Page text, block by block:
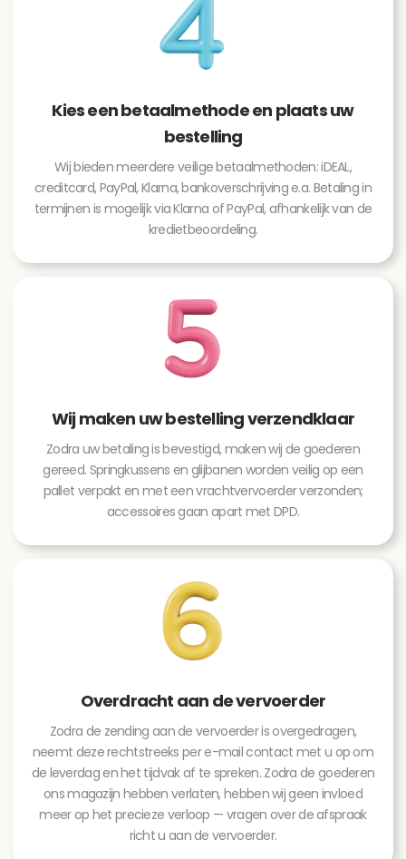
Kies een betaalmethode en plaats uw
bestelling
Wij bieden meerdere veilige betaalmethoden: iDEAL,
creditcard, PayPal, Klarna, bankoverschrijving e.a. Betaling in
termijnen is mogelijk via Klarna of PayPal, afhankelijk van de
kredietbeoordeling.
Wij maken uw bestelling verzendklaar
Zodra uw betaling is bevestigd, maken wij de goederen
gereed. Springkussens en glijbanen worden veilig op een
pallet verpakt en met een vrachtvervoerder verzonden;
accessoires gaan apart met DPD.
Overdracht aan de vervoerder
Zodra de zending aan de vervoerder is overgedragen,
neemt deze rechtstreeks per e-mail contact met u op om
de leverdag en het tijdvak af te spreken. Zodra de goederen
ons magazijn hebben verlaten, hebben wij geen invloed
meer op het precieze verloop — vragen over de afspraak
richt u aan de vervoerder.